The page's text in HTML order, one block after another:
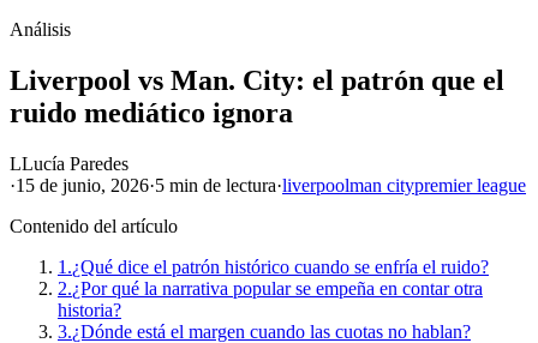
Análisis
Liverpool vs Man. City: el patrón que el
ruido mediático ignora
LLucía Paredes
·15 de junio, 2026·5 min de lectura·liverpoolman citypremier league
Contenido del artículo
1.¿Qué dice el patrón histórico cuando se enfría el ruido?
2.¿Por qué la narrativa popular se empeña en contar otra
historia?
3.¿Dónde está el margen cuando las cuotas no hablan?